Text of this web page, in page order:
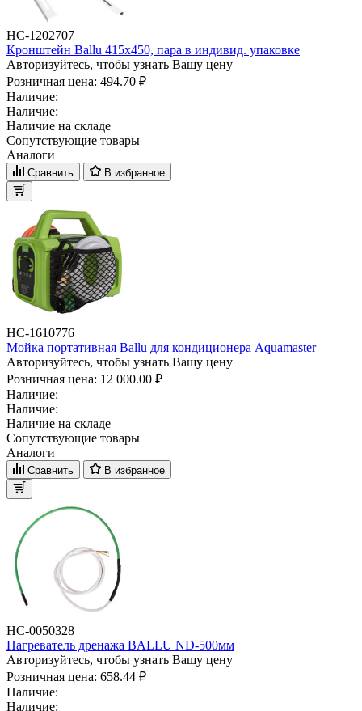
НС-1202707
Кронштейн Ballu 415х450, пара в индивид. упаковке
Авторизуйтесь, чтобы узнать Вашу цену
Розничная цена: 494.70 ₽
Наличие:
Наличие:
Наличие на складе
Сопутствующие товары
Аналоги
Сравнить В избранное
НС-1610776
Мойка портативная Ballu для кондиционера Aquamaster
Авторизуйтесь, чтобы узнать Вашу цену
Розничная цена: 12 000.00 ₽
Наличие:
Наличие:
Наличие на складе
Сопутствующие товары
Аналоги
Сравнить В избранное
НС-0050328
Нагреватель дренажа BALLU ND-500мм
Авторизуйтесь, чтобы узнать Вашу цену
Розничная цена: 658.44 ₽
Наличие:
Наличие: